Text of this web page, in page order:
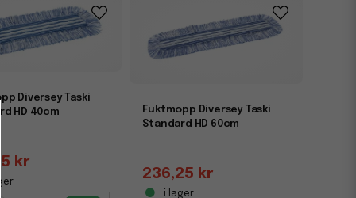
Diversey Taski
HD 40cm
kr
Fuktmopp Diversey Taski
Standard HD 60cm
236,25 kr
i lager